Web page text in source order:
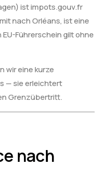
ist impots.gouv.fr
nach Orléans, ist eine
Führerschein gilt ohne
wir eine kurze
— sie erleichtert
Grenzübertritt.
nach